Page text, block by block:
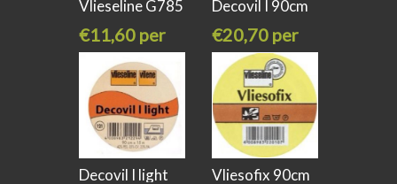
Vlieseline G785
€11,60 per
meter
Decovil I 90cm
€20,70 per
meter
Decovil I light
Vliesofix 90cm